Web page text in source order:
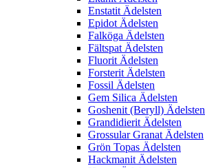
Enstatit Ädelsten
Epidot Ädelsten
Falköga Ädelsten
Fältspat Ädelsten
Fluorit Ädelsten
Forsterit Ädelsten
Fossil Ädelsten
Gem Silica Ädelsten
Goshenit (Beryll) Ädelsten
Grandidierit Ädelsten
Grossular Granat Ädelsten
Grön Topas Ädelsten
Hackmanit Ädelsten